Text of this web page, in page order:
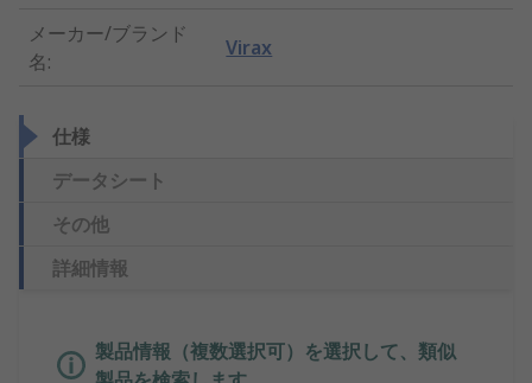
メーカー/ブランド
名:
Virax
仕様
データシート
その他
詳細情報
製品情報（複数選択可）を選択して、類似